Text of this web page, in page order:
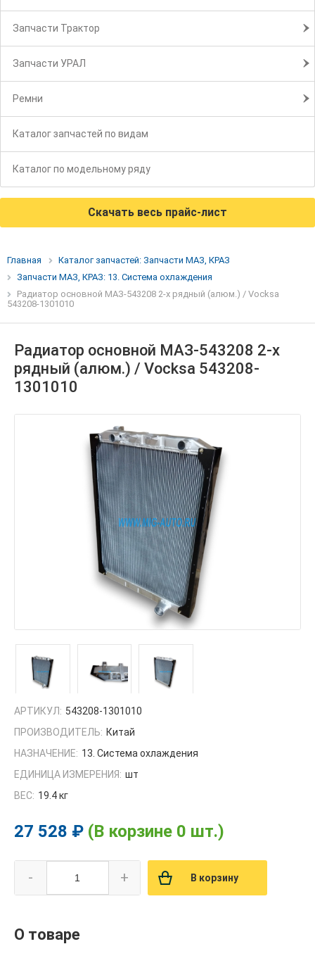
Запчасти Трактор
Запчасти УРАЛ
Ремни
Каталог запчастей по видам
Каталог по модельному ряду
Скачать весь прайс-лист
Главная
Каталог запчастей: Запчасти МАЗ, КРАЗ
Запчасти МАЗ, КРАЗ: 13. Система охлаждения
Радиатор основной МАЗ-543208 2-х рядный (алюм.) / Vocksa
543208-1301010
Радиатор основной МАЗ-543208 2-х
рядный (алюм.) / Vocksa 543208-
1301010
АРТИКУЛ: 543208-1301010
ПРОИЗВОДИТЕЛЬ: Китай
НАЗНАЧЕНИЕ: 13. Система охлаждения
ЕДИНИЦА ИЗМЕРЕНИЯ: шт
ВЕС: 19.4 кг
27 528 ₽ (В корзине 0 шт.)
- + В корзину
О товаре